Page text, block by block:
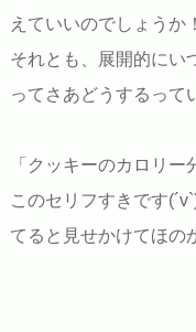
えていいのでしょうか！
それとも、展開的にい
ってさあどうするって
「クッキーのカロリー
このセリフすきです
てると見せかけてほの